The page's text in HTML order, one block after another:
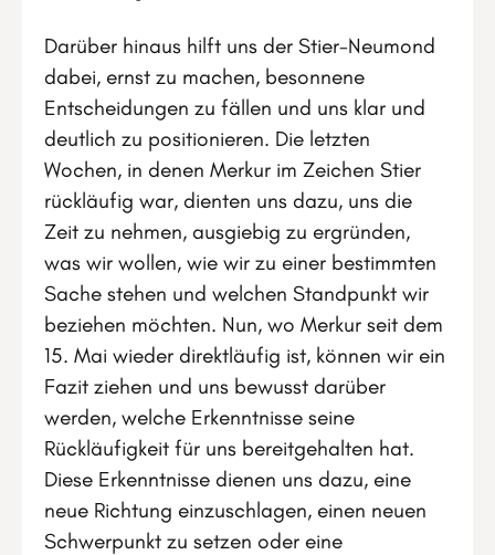
Darüber hinaus hilft uns der Stier-Neumond
dabei, ernst zu machen, besonnene
Entscheidungen zu fällen und uns klar und
deutlich zu positionieren. Die letzten
Wochen, in denen Merkur im Zeichen Stier
rückläufig war, dienten uns dazu, uns die
Zeit zu nehmen, ausgiebig zu ergründen,
was wir wollen, wie wir zu einer bestimmten
Sache stehen und welchen Standpunkt wir
beziehen möchten. Nun, wo Merkur seit dem
15. Mai wieder direktläufig ist, können wir ein
Fazit ziehen und uns bewusst darüber
werden, welche Erkenntnisse seine
Rückläufigkeit für uns bereitgehalten hat.
Diese Erkenntnisse dienen uns dazu, eine
neue Richtung einzuschlagen, einen neuen
Schwerpunkt zu setzen oder eine